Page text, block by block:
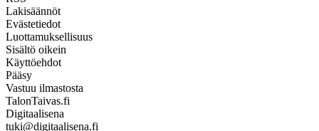
Lakisäännöt
Evästetiedot
Luottamuksellisuus
Sisältö oikein
Käyttöehdot
Pääsy
Vastuu ilmastosta
TalonTaivas.fi
Digitaalisena
tuki@digitaalisena.fi